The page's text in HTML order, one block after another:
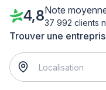
Trouver une
4,8Note
37 992 clients